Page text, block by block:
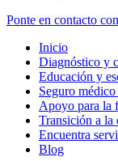
Ponte en contacto
Inicio
Diagnóstico y
Educación y
Seguro
Apoyo para la
Transición a la
Encuentra
Blog